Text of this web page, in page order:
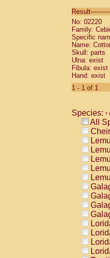
No: 02220
Family:
Specific
Name:
Skull: parts
Ulna: exist
Fibula: exist
Hand: exist
1 - 1 of 1
Species: *
All